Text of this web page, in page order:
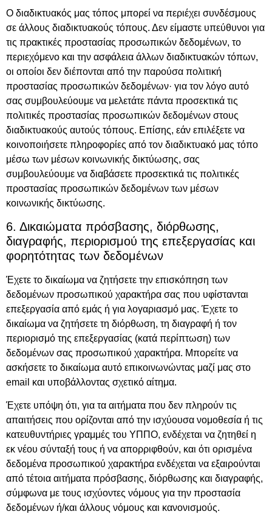
Ο διαδικτυακός μας τόπος μπορεί να περιέχει συνδέσμους
σε άλλους διαδικτυακούς τόπους. Δεν είμαστε υπεύθυνοι για
τις πρακτικές προστασίας προσωπικών δεδομένων, το
περιεχόμενο και την ασφάλεια άλλων διαδικτυακών τόπων,
οι οποίοι δεν διέπονται από την παρούσα πολιτική
προστασίας προσωπικών δεδομένων· για τον λόγο αυτό
σας συμβουλεύουμε να μελετάτε πάντα προσεκτικά τις
πολιτικές προστασίας προσωπικών δεδομένων στους
διαδικτυακούς αυτούς τόπους. Επίσης, εάν επιλέξετε να
κοινοποιήσετε πληροφορίες από τον διαδικτυακό μας τόπο
μέσω των μέσων κοινωνικής δικτύωσης, σας
συμβουλεύουμε να διαβάσετε προσεκτικά τις πολιτικές
προστασίας προσωπικών δεδομένων των μέσων
κοινωνικής δικτύωσης.
6. Δικαιώματα πρόσβασης, διόρθωσης,
διαγραφής, περιορισμού της επεξεργασίας και
φορητότητας των δεδομένων
Έχετε το δικαίωμα να ζητήσετε την επισκόπηση των
δεδομένων προσωπικού χαρακτήρα σας που υφίστανται
επεξεργασία από εμάς ή για λογαριασμό μας. Έχετε το
δικαίωμα να ζητήσετε τη διόρθωση, τη διαγραφή ή τον
περιορισμό της επεξεργασίας (κατά περίπτωση) των
δεδομένων σας προσωπικού χαρακτήρα. Μπορείτε να
ασκήσετε το δικαίωμα αυτό επικοινωνώντας μαζί μας στο
email και υποβάλλοντας σχετικό αίτημα.
Έχετε υπόψη ότι, για τα αιτήματα που δεν πληρούν τις
απαιτήσεις που ορίζονται από την ισχύουσα νομοθεσία ή τις
κατευθυντήριες γραμμές του ΥΠΠΟ, ενδέχεται να ζητηθεί η
εκ νέου σύνταξή τους ή να απορριφθούν, και ότι ορισμένα
δεδομένα προσωπικού χαρακτήρα ενδέχεται να εξαιρούνται
από τέτοια αιτήματα πρόσβασης, διόρθωσης και διαγραφής,
σύμφωνα με τους ισχύοντες νόμους για την προστασία
δεδομένων ή/και άλλους νόμους και κανονισμούς.